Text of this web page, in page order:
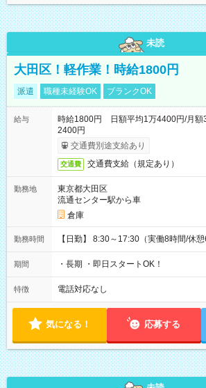
未読
大田区！軽作業！時給1800円
派遣 職種未経験OK ブランクOK
給与
時給1800円 日額平均1万4400円/月額
2400円
交通費別途支給あり
交通費 交通費支給（規定あり）
勤務地
東京都大田区
流通センター駅から車
倉庫
勤務時間 【日勤】 8:30～17:30（実働8時間/休憩
期間 ・長期 ・即日スタートOK！
特徴 電話対応なし
気になる！ 応募する